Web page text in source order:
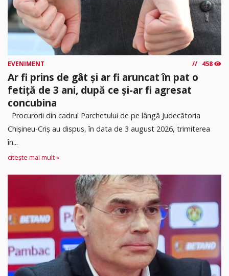
EVENIMENT 458
Ar fi prins de gât și ar fi aruncat în pat o
fetiță de 3 ani, după ce și-ar fi agresat
concubina
Procurorii din cadrul Parchetului de pe lângă Judecătoria
Chișineu-Criș au dispus, în data de 3 august 2026, trimiterea
în...
citește mai mult »